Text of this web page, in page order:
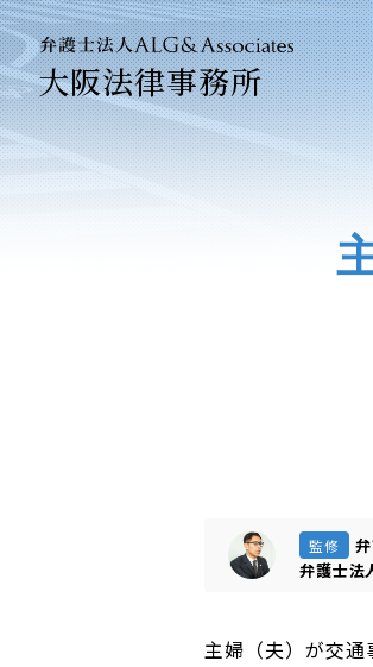
大阪法律事務所
監修
弁護士
主婦（夫）が交